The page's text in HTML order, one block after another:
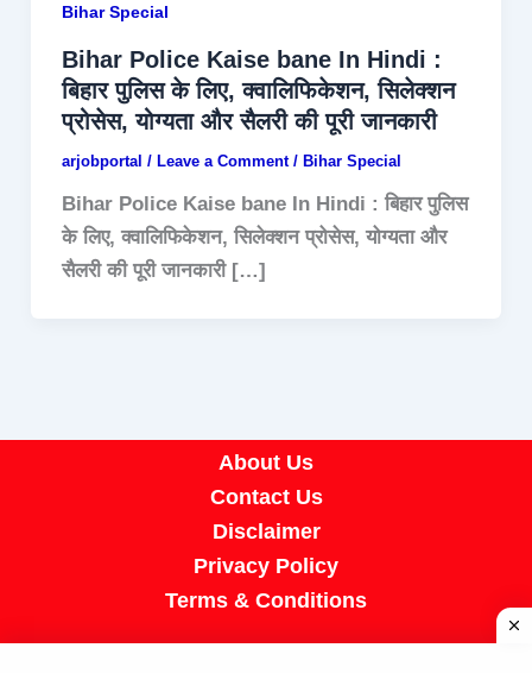
Bihar Special
Bihar Police Kaise bane In Hindi :
बिहार पुलिस के लिए, क्वालिफिकेशन, सिलेक्शन
प्रोसेस, योग्यता और सैलरी की पूरी जानकारी
arjobportal / Leave a Comment / Bihar Special
Bihar Police Kaise bane In Hindi : बिहार पुलिस
के लिए, क्वालिफिकेशन, सिलेक्शन प्रोसेस, योग्यता और
सैलरी की पूरी जानकारी […]
About Us
Contact Us
Disclaimer
Privacy Policy
Terms & Conditions